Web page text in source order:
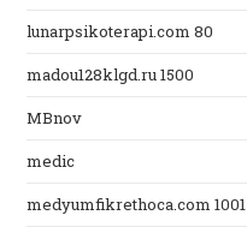
lunarpsikoterapi.com 80
madou128klgd.ru 1500
MBnov
medic
medyumfikrethoca.com 1001